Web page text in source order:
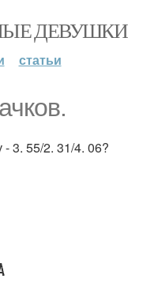
ДЕВУШКИ
статьи
3. 55/2. 31/4. 06?